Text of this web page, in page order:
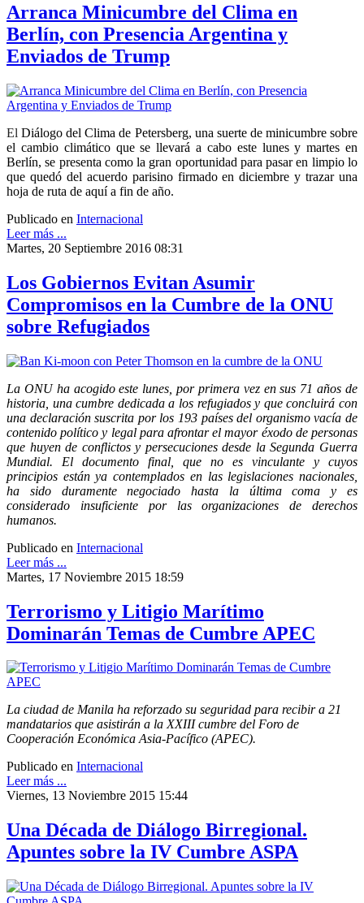
Arranca Minicumbre del Clima en
Berlín, con Presencia Argentina y
Enviados de Trump
ElDiálogo del Clima de Petersberg, una suerte de minicumbre sobre
el cambio climático que se llevará a cabo este lunes y martes en
Berlín, se presenta como la gran oportunidad para pasar en limpio lo
que quedó del acuerdo parisino firmado en diciembre y trazar una
hoja de ruta de aquí a fin de año.
Publicado en Internacional
Leer más ...
Martes, 20 Septiembre 2016 08:31
Los Gobiernos Evitan Asumir
Compromisos en la Cumbre de la ONU
sobre Refugiados
La ONU ha acogido este lunes, por primera vez en sus 71 años de
historia, una cumbre dedicada a los refugiados y que concluirá con
una declaración suscrita por los 193 países del organismo vacía de
contenido político y legal para afrontar el mayor éxodo de personas
que huyen de conflictos y persecuciones desde la Segunda Guerra
Mundial. El documento final, que no es vinculante y cuyos
principios están ya contemplados en las legislaciones nacionales,
ha sido duramente negociado hasta la última coma y es
considerado insuficiente por las organizaciones de derechos
humanos.
Publicado en Internacional
Leer más ...
Martes, 17 Noviembre 2015 18:59
Terrorismo y Litigio Marítimo
Dominarán Temas de Cumbre APEC
La ciudad de Manila ha reforzado su seguridad para recibir a 21
mandatarios que asistirán a la XXIII cumbre del Foro de
Cooperación Económica Asia-Pacífico (APEC).
Publicado en Internacional
Leer más ...
Viernes, 13 Noviembre 2015 15:44
Una Década de Diálogo Birregional.
Apuntes sobre la IV Cumbre ASPA